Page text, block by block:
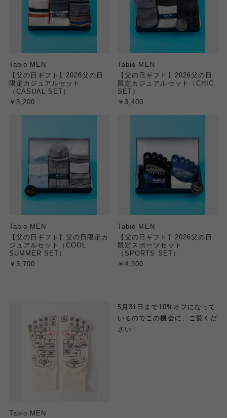
Tabio MEN
【父の日ギフト】2026父の日
限定カジュアルセット
（CASUAL SET）
￥3,200
Tabio MEN
【父の日ギフト】2026父の日
限定カジュアルセット（CHIC
SET）
￥3,400
Tabio MEN
【父の日ギフト】父の日限定カ
ジュアルセット（COOL
SUMMER SET）
￥3,700
Tabio MEN
【父の日ギフト】2026父の日
限定スポーツセット
（SPORTS SET）
￥4,300
Tabio MEN
5月31日まで10%オフになって
いるのでこの機会に、ご覧くだ
さい！